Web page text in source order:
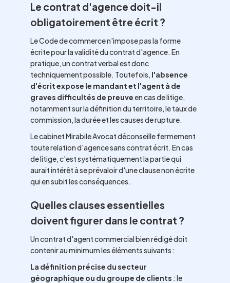
Le contrat d'agence doit-il
obligatoirement être écrit ?
Le Code de commerce n'impose pas la forme
écrite pour la validité du contrat d'agence. En
pratique, un contrat verbal est donc
techniquement possible. Toutefois, l'absence
d'écrit expose le mandant et l'agent à de
graves difficultés de preuveen cas de litige,
notamment sur la définition du territoire, le taux de
commission, la durée et les causes de rupture.
Le cabinet Mirabile Avocat déconseille fermement
toute relation d'agence sans contrat écrit. En cas
de litige, c'est systématiquement la partie qui
aurait intérêt à se prévaloir d'une clause non écrite
qui en subit les conséquences.
Quelles clauses essentielles
doivent figurer dans le contrat ?
Un contrat d'agent commercial bien rédigé doit
contenir au minimum les éléments suivants :
La définition précise du secteur
géographique ou du groupe de clients : le